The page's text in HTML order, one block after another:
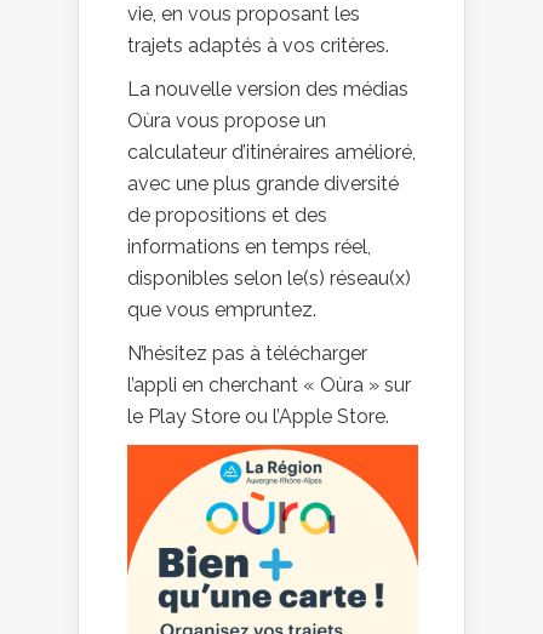
vie, en vous proposant les
trajets adaptés à vos critères.
La nouvelle version des médias
Oùra vous propose un
calculateur d’itinéraires amélioré,
avec une plus grande diversité
de propositions et des
informations en temps réel,
disponibles selon le(s) réseau(x)
que vous empruntez.
N’hésitez pas à télécharger
l’appli en cherchant « Oùra » sur
le Play Store ou l’Apple Store.